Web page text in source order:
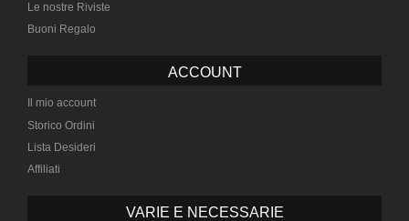
Le nostre Riviste
Buoni Regalo
ACCOUNT
Il mio account
Storico Ordini
Lista Desideri
Affiliati
VARIE E NECESSARIE